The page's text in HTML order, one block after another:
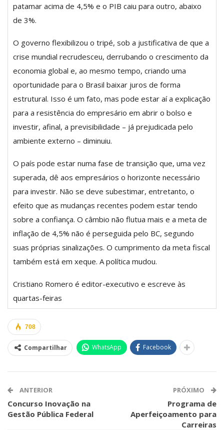
patamar acima de 4,5% e o PIB caiu para outro, abaixo
de 3%.
O governo flexibilizou o tripé, sob a justificativa de que a
crise mundial recrudesceu, derrubando o crescimento da
economia global e, ao mesmo tempo, criando uma
oportunidade para o Brasil baixar juros de forma
estrutural. Isso é um fato, mas pode estar aí a explicação
para a resistência do empresário em abrir o bolso e
investir, afinal, a previsibilidade – já prejudicada pelo
ambiente externo – diminuiu.
O país pode estar numa fase de transição que, uma vez
superada, dê aos empresários o horizonte necessário
para investir. Não se deve subestimar, entretanto, o
efeito que as mudanças recentes podem estar tendo
sobre a confiança. O câmbio não flutua mais e a meta de
inflação de 4,5% não é perseguida pelo BC, segundo
suas próprias sinalizações. O cumprimento da meta fiscal
também está em xeque. A política mudou.
Cristiano Romero é editor-executivo e escreve às
quartas-feiras
708
Compartilhar WhatsApp Facebook
ANTERIOR
Concurso Inovação na
Gestão Pública Federal
PRÓXIMO
Programa de
Aperfeiçoamento para
Carreiras